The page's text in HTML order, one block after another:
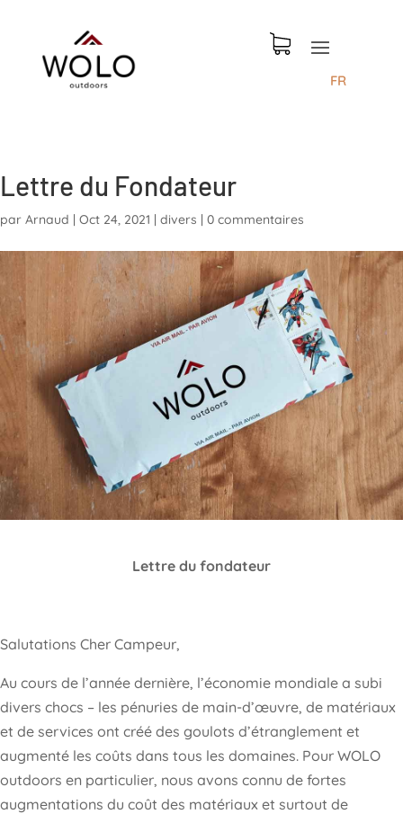
FR
Lettre du Fondateur
par Arnaud | Oct 24, 2021 | divers | 0 commentaires
Lettre du fondateur
Salutations Cher Campeur,
Au cours de l’année dernière, l’économie mondiale a subi
divers chocs – les pénuries de main-d’œuvre, de matériaux
et de services ont créé des goulots d’étranglement et
augmenté les coûts dans tous les domaines. Pour WOLO
outdoors en particulier, nous avons connu de fortes
augmentations du coût des matériaux et surtout de